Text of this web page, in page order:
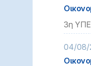
3η ΥΠΕ
04/08/